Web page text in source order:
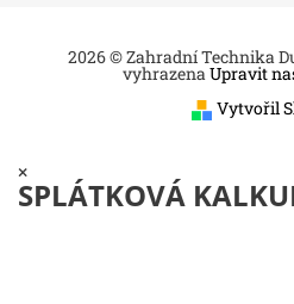
2026 © Zahradní Technika
vyhrazenaUpravit
Vytvořil
×
SPLÁTKOVÁ